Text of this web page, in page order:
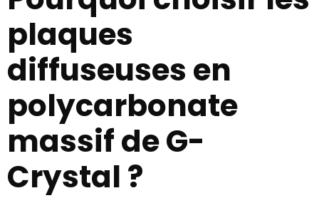
plaques
diffuseuses en
polycarbonate
massif de G-
Crystal ?